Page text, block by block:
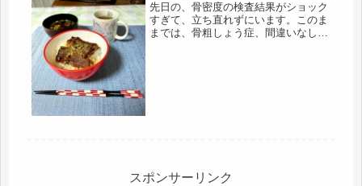
先日の、骨密度の検査結果がショック
すぎて、立ち直れずにいます。このま
までは、骨粗しょう症、間違いなし、
スポンサーリンク